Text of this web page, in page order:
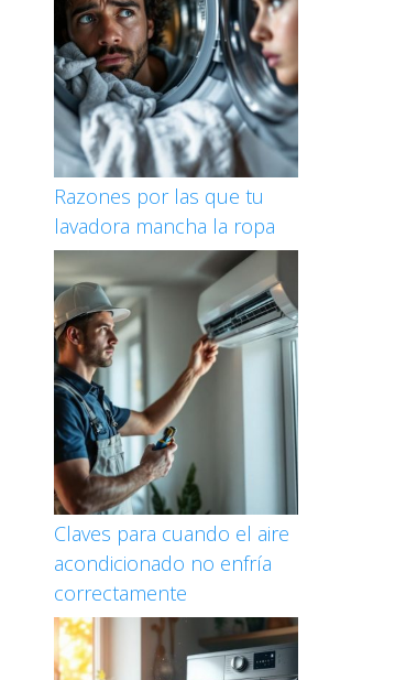
Razones por las que tu
lavadora mancha la ropa
Claves para cuando el aire
acondicionado no enfría
correctamente